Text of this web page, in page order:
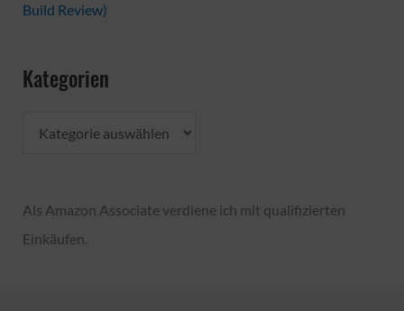
Build Review)
Kategorien
e
g
Als Amazon Associate verdiene ich mit qualifizierten
Einkäufen.